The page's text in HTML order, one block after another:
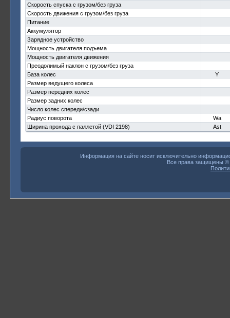
Скорость спуска с грузом/без груза
Скорость движения с грузом/без груза
Питание
Аккумулятор
Зарядное устройство
Мощность двигателя подъема
Мощность двигателя движения
Преодолимый наклон с грузом/без груза
База колес
Y
Размер ведущего колеса
Размер передних колес
Размер задних колес
Число колес спереди/сзади
Радиус поворота
Wa
Ширина прохода с паллетой (VDI 2198)
Ast
Информация на сайте носит исключительно
Все права защищены ©